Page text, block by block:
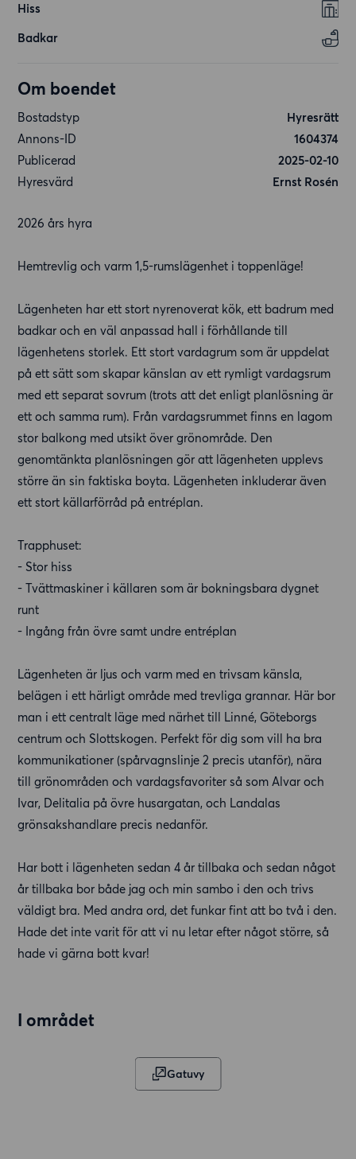
Hiss
Badkar
Om boendet
Bostadstyp
Hyresrätt
Annons-ID
1604374
Publicerad
2025-02-10
Hyresvärd
Ernst Rosén
2026 års hyra
Hemtrevlig och varm 1,5-rumslägenhet i toppenläge!
Lägenheten har ett stort nyrenoverat kök, ett badrum med
badkar och en väl anpassad hall i förhållande till
lägenhetens storlek. Ett stort vardagrum som är uppdelat
på ett sätt som skapar känslan av ett rymligt vardagsrum
med ett separat sovrum (trots att det enligt planlösning är
ett och samma rum). Från vardagsrummet finns en lagom
stor balkong med utsikt över grönområde. Den
genomtänkta planlösningen gör att lägenheten upplevs
större än sin faktiska boyta. Lägenheten inkluderar även
ett stort källarförråd på entréplan.
Trapphuset:
- Stor hiss
- Tvättmaskiner i källaren som är bokningsbara dygnet
runt
- Ingång från övre samt undre entréplan
Lägenheten är ljus och varm med en trivsam känsla,
belägen i ett härligt område med trevliga grannar. Här bor
man i ett centralt läge med närhet till Linné, Göteborgs
centrum och Slottskogen. Perfekt för dig som vill ha bra
kommunikationer (spårvagnslinje 2 precis utanför), nära
till grönområden och vardagsfavoriter så som Alvar och
Ivar, Delitalia på övre husargatan, och Landalas
grönsakshandlare precis nedanför.
Har bott i lägenheten sedan 4 år tillbaka och sedan något
år tillbaka bor både jag och min sambo i den och trivs
väldigt bra. Med andra ord, det funkar fint att bo två i den.
Hade det inte varit för att vi nu letar efter något större, så
hade vi gärna bott kvar!
I området
Gatuvy